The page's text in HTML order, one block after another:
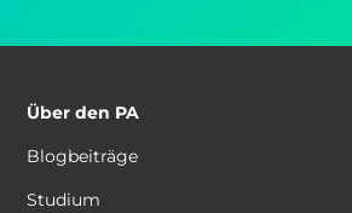
Über den PA
Blogbeiträge
Studium